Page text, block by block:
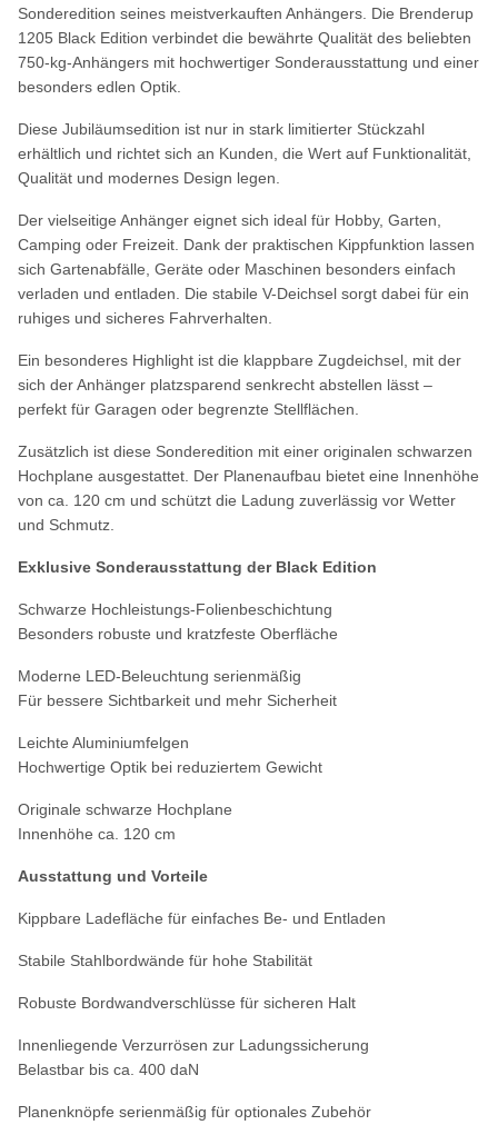
Sonderedition seines meistverkauften Anhängers. Die Brenderup
1205 Black Edition verbindet die bewährte Qualität des beliebten
750-kg-Anhängers mit hochwertiger Sonderausstattung und einer
besonders edlen Optik.
Diese Jubiläumsedition ist nur in stark limitierter Stückzahl
erhältlich und richtet sich an Kunden, die Wert auf Funktionalität,
Qualität und modernes Design legen.
Der vielseitige Anhänger eignet sich ideal für Hobby, Garten,
Camping oder Freizeit. Dank der praktischen Kippfunktion lassen
sich Gartenabfälle, Geräte oder Maschinen besonders einfach
verladen und entladen. Die stabile V-Deichsel sorgt dabei für ein
ruhiges und sicheres Fahrverhalten.
Ein besonderes Highlight ist die klappbare Zugdeichsel, mit der
sich der Anhänger platzsparend senkrecht abstellen lässt –
perfekt für Garagen oder begrenzte Stellflächen.
Zusätzlich ist diese Sonderedition mit einer originalen schwarzen
Hochplane ausgestattet. Der Planenaufbau bietet eine Innenhöhe
von ca. 120 cm und schützt die Ladung zuverlässig vor Wetter
und Schmutz.
Exklusive Sonderausstattung der Black Edition
Schwarze Hochleistungs-Folienbeschichtung
Besonders robuste und kratzfeste Oberfläche
Moderne LED-Beleuchtung serienmäßig
Für bessere Sichtbarkeit und mehr Sicherheit
Leichte Aluminiumfelgen
Hochwertige Optik bei reduziertem Gewicht
Originale schwarze Hochplane
Innenhöhe ca. 120 cm
Ausstattung und Vorteile
Kippbare Ladefläche für einfaches Be- und Entladen
Stabile Stahlbordwände für hohe Stabilität
Robuste Bordwandverschlüsse für sicheren Halt
Innenliegende Verzurrösen zur Ladungssicherung
Belastbar bis ca. 400 daN
Planenknöpfe serienmäßig für optionales Zubehör